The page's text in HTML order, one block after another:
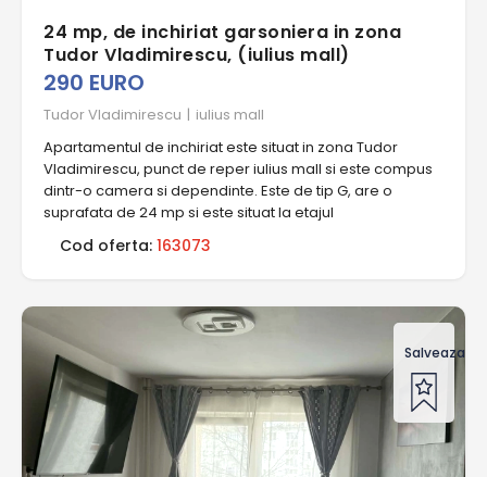
24 mp, de inchiriat garsoniera in zona
Tudor Vladimirescu, (iulius mall)
290 EURO
Tudor Vladimirescu | iulius mall
Apartamentul de inchiriat este situat in zona Tudor
Vladimirescu, punct de reper iulius mall si este compus
dintr-o camera si dependinte. Este de tip G, are o
suprafata de 24 mp si este situat la etajul
Cod oferta: 163073
Salveaza